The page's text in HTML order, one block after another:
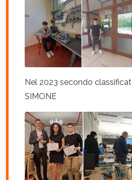
Nel 2023 secondo
SIMONE